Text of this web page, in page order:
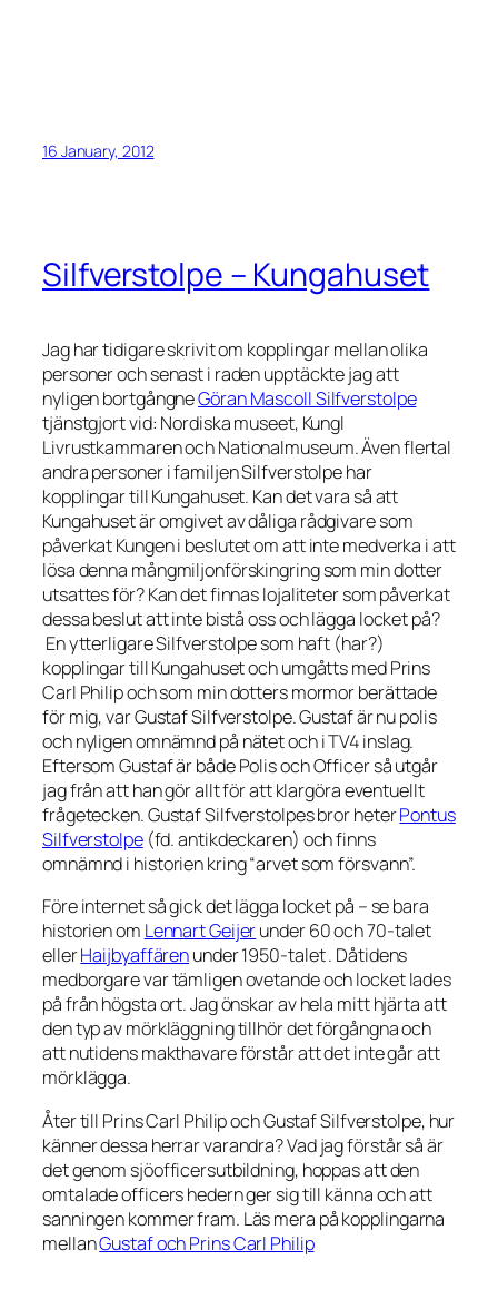
16 January, 2012
Silfverstolpe – Kungahuset
Jag har tidigare skrivit om kopplingar mellan olika
personer och senast i raden upptäckte jag att
nyligen bortgångneGöran Mascoll Silfverstolpe
tjänstgjort vid: Nordiska museet, Kungl
Livrustkammaren och Nationalmuseum. Även flertal
andra personer i familjen Silfverstolpe har
kopplingar till Kungahuset. Kan det vara så att
Kungahuset är omgivet av dåliga rådgivare som
påverkat Kungen i beslutet om att inte medverka i att
lösa denna mångmiljonförskingring som min dotter
utsattes för? Kan det finnas lojaliteter som påverkat
dessa beslut att inte bistå oss och lägga locket på?
En ytterligare Silfverstolpe som haft (har?)
kopplingar till Kungahuset och umgåtts med Prins
Carl Philip och som min dotters mormor berättade
för mig, var Gustaf Silfverstolpe. Gustaf är nu polis
och nyligen omnämnd på nätet och i TV4 inslag.
Eftersom Gustaf är både Polis och Officer så utgår
jag från att han gör allt för att klargöra eventuellt
frågetecken. Gustaf Silfverstolpes bror heterPontus
Silfverstolpe(fd. antikdeckaren) och finns
omnämnd i historien kring “arvet som försvann”.
Före internet så gick det lägga locket på – se bara
historien om Lennart Geijerunder 60 och 70-talet
ellerHaijbyaffärenunder 1950-talet . Dåtidens
medborgare var tämligen ovetande och locket lades
på från högsta ort. Jag önskar av hela mitt hjärta att
den typ av mörkläggning tillhör det förgångna och
att nutidens makthavare förstår att det inte går att
mörklägga.
Åter till Prins Carl Philip och Gustaf Silfverstolpe, hur
känner dessa herrar varandra? Vad jag förstår så är
det genom sjöofficersutbildning, hoppas att den
omtalade officers hedern ger sig till känna och att
sanningen kommer fram. Läs mera på kopplingarna
mellanGustaf och Prins Carl Philip